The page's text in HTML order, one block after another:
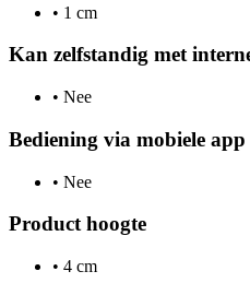
• 1 cm
Kan zelfstandig met
• Nee
Bediening via mobiele app
• Nee
Product hoogte
• 4 cm